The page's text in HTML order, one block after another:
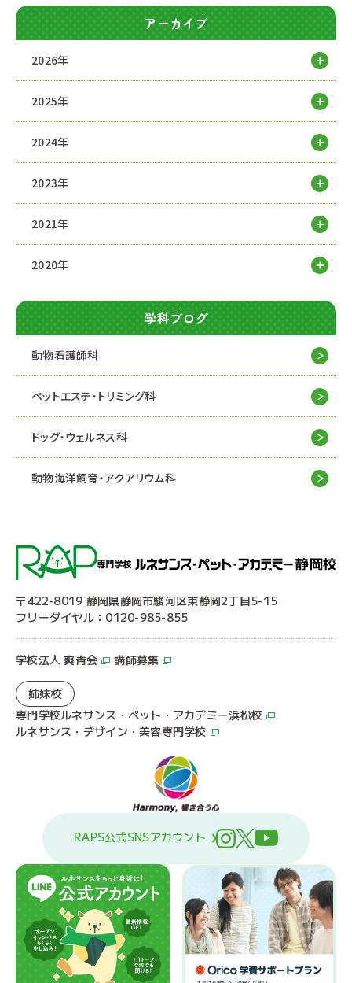
アーカイブ
2026年
2025年
2024年
2023年
2021年
2020年
学科ブログ
動物看護師科
ペットエステ・トリミング科
ドッグ・ウェルネス科
動物海洋飼育・アクアリウム科
〒422-8019 静岡県静岡市駿河区東静岡2丁目5-15
フリーダイヤル：0120-985-855
学校法人 爽青会 講師募集
姉妹校
専門学校ルネサンス・ペット・アカデミー浜松校
ルネサンス・デザイン・美容専門学校
RAPS公式SNSアカウント